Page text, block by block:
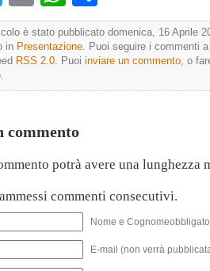
è stato pubblicato domenica, 16 Aprile
in Presentazione. Puoi seguire i commenti
RSS 2.0. Puoi inviare un commento, o
commento
potrà avere una lunghezza
commenti consecutivi.
Nome e
E-mail (non verrà